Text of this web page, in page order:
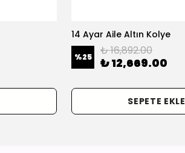
14 Ayar Aile Altın Kolye
%25 ₺ 16,892.00
₺ 12,669.00
SEPETE EKLE